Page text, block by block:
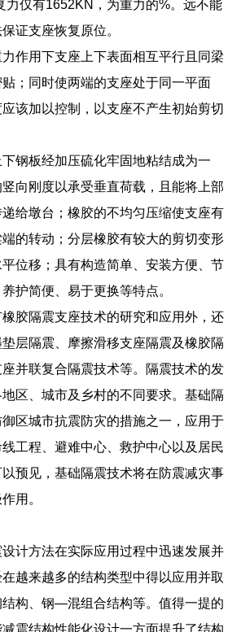
力仅有1652KN，为重力的%。远不能
证支座恢复原位。
作用下支座上下表面相互平行且同梁
；同时使两端的支座处于同一平面
该加以控制，以支座不产生初始剪切
钢板经加压硫化牢固地粘结成为一
向刚度以承受垂直荷载，且能将上部
给墩台；橡胶的不均匀压缩使支座有
的转动；分层橡胶有较大的剪切变形
位移；具有构造简单、安装方便、节
护简便、易于更换等特点。
胶隔震支座技术的研究和应用外，还
层隔震、摩擦滑移支座隔震及橡胶隔
并联复合隔震技术等。隔震技术的发
区、城市及乡村的不同要求。基础隔
区城市抗震防灾的措施之一，应用于
工程、避难中心、救护中心以及居民
预见，基础隔震技术将在防震减灾事
用。
计方法在实际应用过程中迅速发展并
越来越多的结构类型中得以应用并取
构、钢—混组合结构等。值得一提的
震结构性能化设计一方面提升了结构